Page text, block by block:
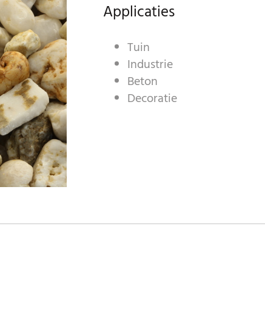
Applicaties
Tuin
Industrie
Beton
Decoratie